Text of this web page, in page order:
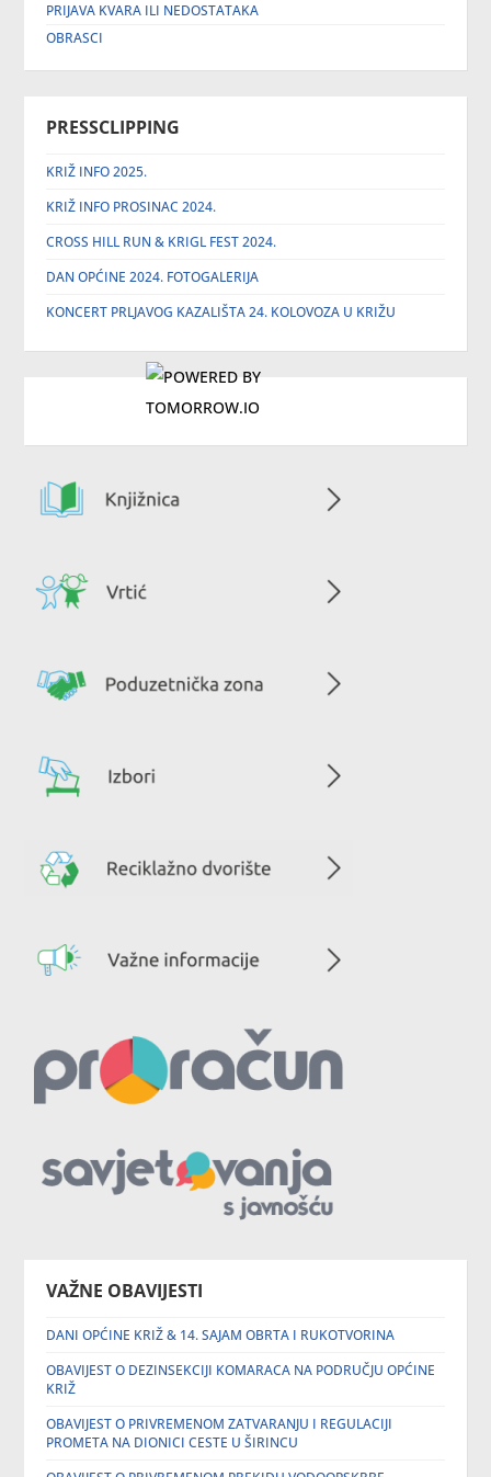
PRIJAVA KVARA ILI NEDOSTATAKA
OBRASCI
PRESSCLIPPING
KRIŽ INFO 2025.
KRIŽ INFO PROSINAC 2024.
CROSS HILL RUN & KRIGL FEST 2024.
DAN OPĆINE 2024. FOTOGALERIJA
KONCERT PRLJAVOG KAZALIŠTA 24. KOLOVOZA U KRIŽU
VAŽNE OBAVIJESTI
DANI OPĆINE KRIŽ & 14. SAJAM OBRTA I RUKOTVORINA
OBAVIJEST O DEZINSEKCIJI KOMARACA NA PODRUČJU OPĆINE
KRIŽ
OBAVIJEST O PRIVREMENOM ZATVARANJU I REGULACIJI
PROMETA NA DIONICI CESTE U ŠIRINCU